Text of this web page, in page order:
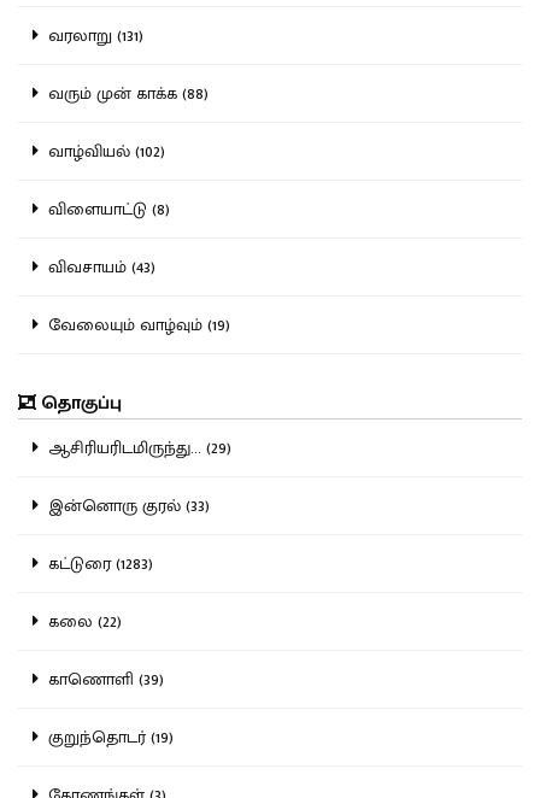
வரலாறு (131)
வரும் முன் காக்க (88)
வாழ்வியல் (102)
விளையாட்டு (8)
விவசாயம் (43)
வேலையும் வாழ்வும் (19)
தொகுப்பு
ஆசிரியரிடமிருந்து... (29)
இன்னொரு குரல் (33)
கட்டுரை (1283)
கலை (22)
காணொளி (39)
குறுந்தொடர் (19)